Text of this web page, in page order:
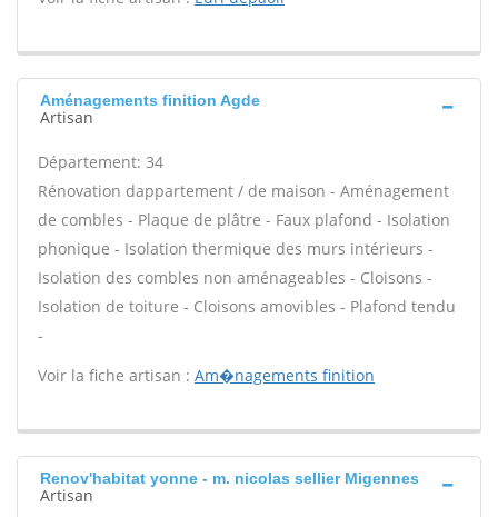
Aménagements finition Agde
Artisan
Département: 34
Rénovation dappartement / de maison - Aménagement
de combles - Plaque de plâtre - Faux plafond - Isolation
phonique - Isolation thermique des murs intérieurs -
Isolation des combles non aménageables - Cloisons -
Isolation de toiture - Cloisons amovibles - Plafond tendu
-
Voir la fiche artisan : Am�nagements finition
Renov'habitat yonne - m. nicolas sellier Migennes
Artisan